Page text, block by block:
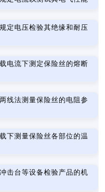
定电压检验其绝缘和耐压
电流下测定保险丝的熔断
线法测量保险丝的电阻参
下测量保险丝各部位的温
击台等设备检验产品的机